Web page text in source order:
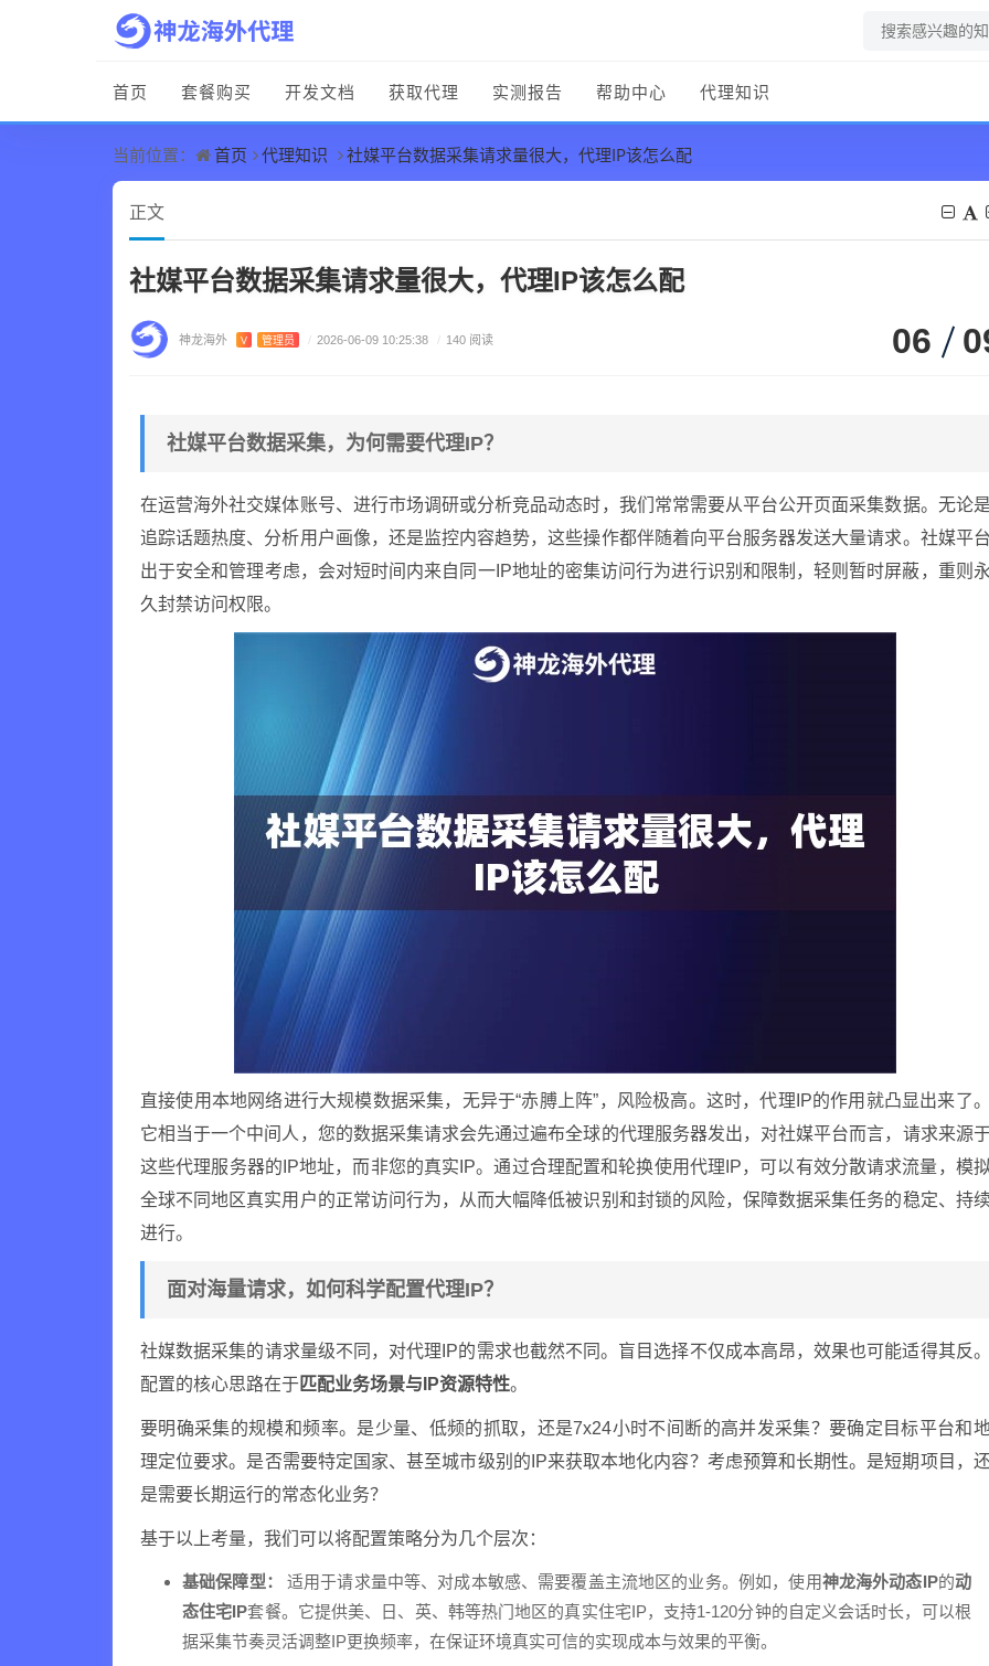
首页 套餐购买 开发文档 获取代理 实测报告 帮助中心 代理知识
当前位置： 首页 代理知识 社媒平台数据采集请求量很大，代理IP该怎么配
正文
社媒平台数据采集请求量很大，代理IP该怎么配
神龙海外 V 管理员 / 2026-06-09 10:25:38 / 140 阅读 06
社媒平台数据采集，为何需要代理IP？
在运营海外社交媒体账号、进行市场调研或分析竞品动态时，我们常常需要从平台公开页面采集数据。无论是
追踪话题热度、分析用户画像，还是监控内容趋势，这些操作都伴随着向平台服务器发送大量请求。社媒平台
出于安全和管理考虑，会对短时间内来自同一IP地址的密集访问行为进行识别和限制，轻则暂时屏蔽，重则永
久封禁访问权限。
直接使用本地网络进行大规模数据采集，无异于“赤膊上阵”，风险极高。这时，代理IP的作用就凸显出来了。
它相当于一个中间人，您的数据采集请求会先通过遍布全球的代理服务器发出，对社媒平台而言，请求来源
这些代理服务器的IP地址，而非您的真实IP。通过合理配置和轮换使用代理IP，可以有效分散请求流量，模拟
全球不同地区真实用户的正常访问行为，从而大幅降低被识别和封锁的风险，保障数据采集任务的稳定、持续
进行。
面对海量请求，如何科学配置代理IP？
社媒数据采集的请求量级不同，对代理IP的需求也截然不同。盲目选择不仅成本高昂，效果也可能适得其反。
配置的核心思路在于匹配业务场景与IP资源特性。
要明确采集的规模和频率。是少量、低频的抓取，还是7x24小时不间断的高并发采集？要确定目标平台和
理定位要求。是否需要特定国家、甚至城市级别的IP来获取本地化内容？考虑预算和长期性。是短期项目，还
是需要长期运行的常态化业务？
基于以上考量，我们可以将配置策略分为几个层次：
基础保障型： 适用于请求量中等、对成本敏感、需要覆盖主流地区的业务。例如，使用神龙海外动态IP的动
态住宅IP套餐。它提供美、日、英、韩等热门地区的真实住宅IP，支持1-120分钟的自定义会话时长，可以根
据采集节奏灵活调整IP更换频率，在保证环境真实可信的实现成本与效果的平衡。